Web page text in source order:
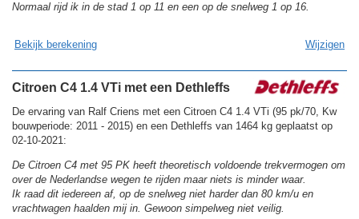
Normaal rijd ik in de stad 1 op 11 en een op de snelweg 1 op 16.
Bekijk berekening Wijzigen
Citroen C4 1.4 VTi met een Dethleffs
De ervaring van Ralf Criens met een Citroen C4 1.4 VTi (95 pk/70, Kw
bouwperiode: 2011 - 2015) en een Dethleffs van 1464 kg geplaatst op
02-10-2021:
De Citroen C4 met 95 PK heeft theoretisch voldoende trekvermogen om
over de Nederlandse wegen te rijden maar niets is minder waar.
Ik raad dit iedereen af, op de snelweg niet harder dan 80 km/u en
vrachtwagen haalden mij in. Gewoon simpelweg niet veilig.